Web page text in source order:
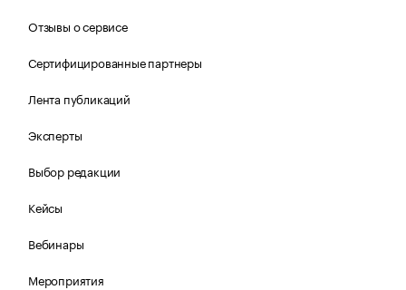
Отзывы о сервисе
Сертифицированные партнеры
Лента публикаций
Эксперты
Выбор редакции
Кейсы
Вебинары
Мероприятия